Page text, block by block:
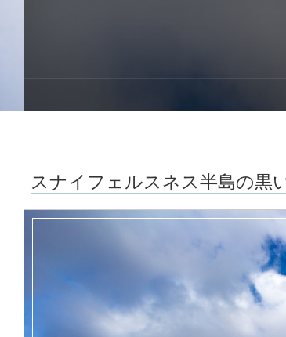
スナイフェルスネス半島の